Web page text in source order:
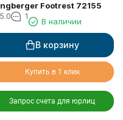
Footrest 72155
5.0 1
В наличии
В корзину
Купить в 1 клик
Запрос счета для юрлиц